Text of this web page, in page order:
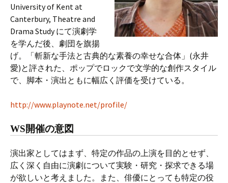
University of Kent at
Canterbury, Theatre and
Drama Study にて演劇学
を学んだ後、劇団を旗揚
げ。「斬新な手法と古典的な素養の幸せな合体」(永井
愛)と評された、ポップでロックで文学的な創作スタイル
で、脚本・演出ともに幅広く評価を受けている。
http://www.playnote.net/profile/
WS開催の意図
演出家としてはまず、特定の作品の上演を目的とせず、
広く深く自由に演劇について実験・研究・探求できる場
が欲しいと考えました。また、俳優にとっても特定の役